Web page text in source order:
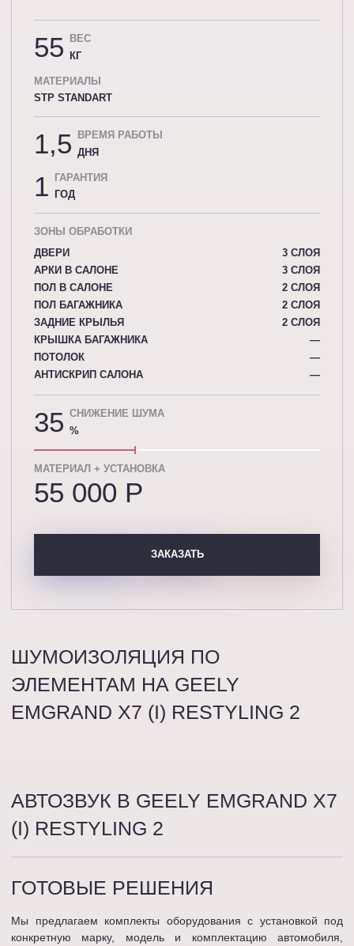
55
ВЕС
КГ
МАТЕРИАЛЫ
STP STANDART
1,5
ВРЕМЯ РАБОТЫ
ДНЯ
1
ГАРАНТИЯ
ГОД
ЗОНЫ ОБРАБОТКИ
ДВЕРИ
3 СЛОЯ
АРКИ В САЛОНЕ
3 СЛОЯ
ПОЛ В САЛОНЕ
2 СЛОЯ
ПОЛ БАГАЖНИКА
2 СЛОЯ
ЗАДНИЕ КРЫЛЬЯ
2 СЛОЯ
КРЫШКА БАГАЖНИКА
—
ПОТОЛОК
—
АНТИСКРИП САЛОНА
—
35 СНИЖЕНИЕ ШУМА
%
МАТЕРИАЛ + УСТАНОВКА
55 000 P
ЗАКАЗАТЬ
ШУМОИЗОЛЯЦИЯ ПО
ЭЛЕМЕНТАМ НА GEELY
EMGRAND X7 (I) RESTYLING 2
АВТОЗВУК В GEELY EMGRAND X7
(I) RESTYLING 2
ГОТОВЫЕ РЕШЕНИЯ
Мы предлагаем комплекты оборудования с установкой под
конкретную марку, модель и комплектацию автомобиля,